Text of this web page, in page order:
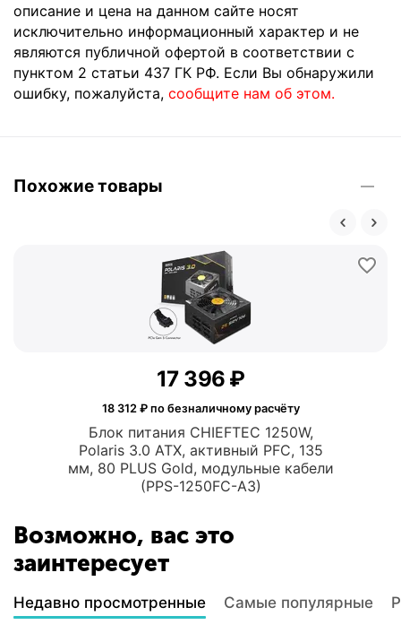
описание и цена на данном сайте носят
исключительно информационный характер и не
являются публичной офертой в соответствии с
пунктом 2 статьи 437 ГК РФ. Если Вы обнаружили
ошибку, пожалуйста, сообщите нам об этом.
Похожие товары
Блок питания CHIEFTEC 1250W,
Polaris 3.0 ATX, активный PFC, 135
мм, 80 PLUS Gold, модульные кабели
(PPS-1250FC-A3)
17 396 ₽
18 312 ₽ по безналичному расчёту
Возможно, вас это
заинтересует
Недавно просмотренные Самые популярные